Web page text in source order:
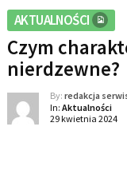
AKTUALNOŚCI
Czym
nierdzewne?
By: redakcja
In: Aktualności
29 kwietnia 2024